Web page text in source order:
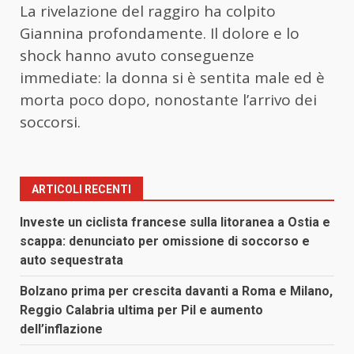
La rivelazione del raggiro ha colpito
Giannina profondamente. Il dolore e lo
shock hanno avuto conseguenze
immediate: la donna si è sentita male ed è
morta poco dopo, nonostante l’arrivo dei
soccorsi.
ARTICOLI RECENTI
Investe un ciclista francese sulla litoranea a Ostia e
scappa: denunciato per omissione di soccorso e
auto sequestrata
Bolzano prima per crescita davanti a Roma e Milano,
Reggio Calabria ultima per Pil e aumento
dell’inflazione